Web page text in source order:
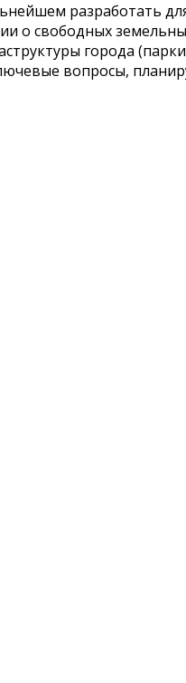
разработать
о свободных
города
вопросы,